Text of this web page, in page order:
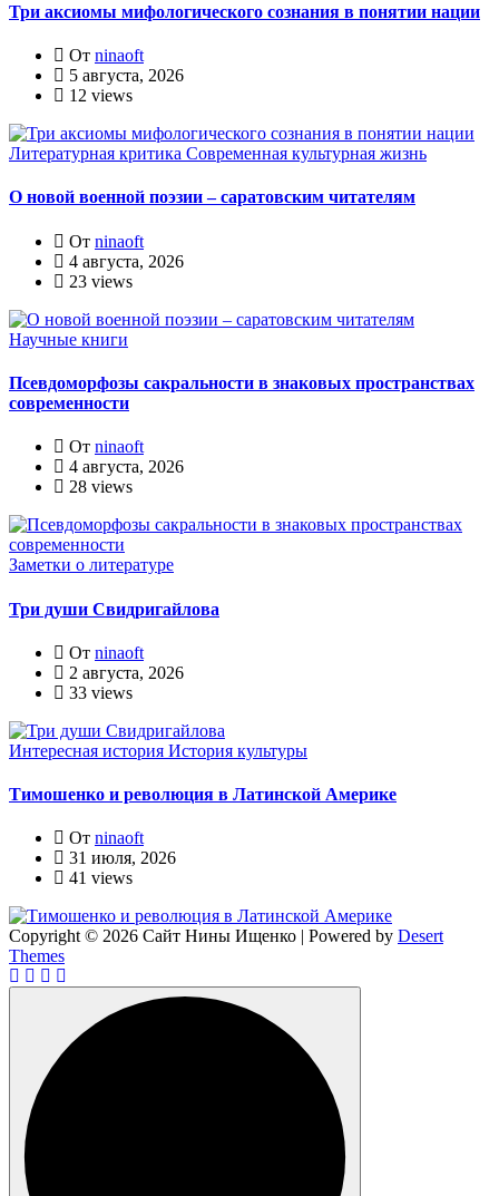
Три аксиомы мифологического сознания в понятии нации
От ninaoft
5 августа, 2026
12 views
Литературная критика Современная культурная жизнь
О новой военной поэзии – саратовским читателям
От ninaoft
4 августа, 2026
23 views
Научные книги
Псевдоморфозы сакральности в знаковых пространствах
современности
От ninaoft
4 августа, 2026
28 views
Заметки о литературе
Три души Свидригайлова
От ninaoft
2 августа, 2026
33 views
Интересная история История культуры
Тимошенко и революция в Латинской Америке
От ninaoft
31 июля, 2026
41 views
Copyright © 2026 Сайт Нины Ищенко | Powered by Desert
Themes